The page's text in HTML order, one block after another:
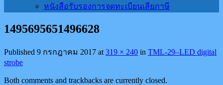
หนังสือรับรองการจดทะเบียนเสียภาษี
1495695651496628
Published 9 กรกฎาคม 2017 at 319 × 240 in TML-29–LED digital
strobe
Both comments and trackbacks are currently closed.